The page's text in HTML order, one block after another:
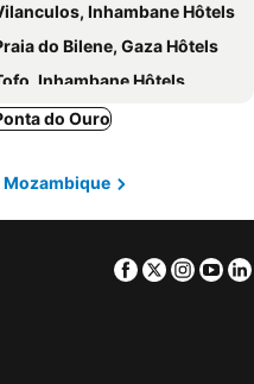
Inhambane Hôtels
do Bilene, Gaza Hôtels
Inhambane Hôtels
do Ouro
Mozambique
Facebook
Twitter